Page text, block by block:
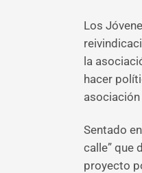
Los
la
hacer
Sentado
calle” que
proyecto